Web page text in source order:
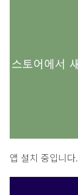
앱 설치 중입니다.